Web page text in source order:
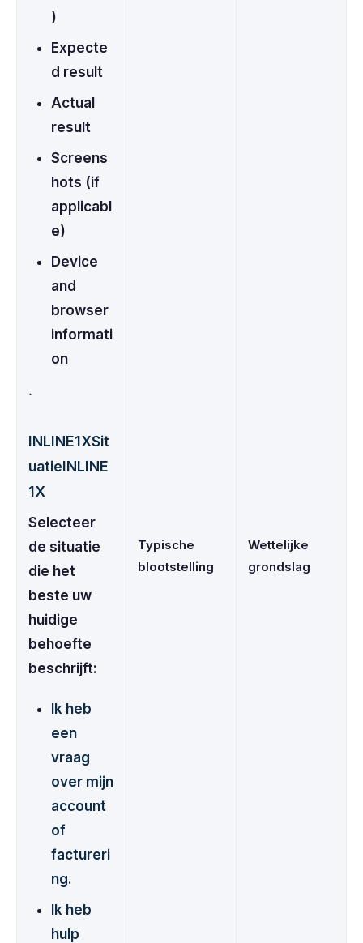
)
Expecte
d result
Actual
result
Screens
hots (if
applicabl
e)
Device
and
browser
informati
on
`
INLINE1XSit
uatieINLINE
1X
Selecteer
de situatie
die het
beste uw
huidige
behoefte
beschrijft:
Ik heb
een
vraag
over mijn
account
of
factureri
ng.
Ik heb
hulp
Typische
blootstelling
Wettelijke
grondslag